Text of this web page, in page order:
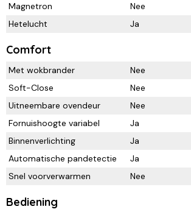
Magnetron
Nee
Hetelucht
Ja
Comfort
Met wokbrander
Nee
Soft-Close
Nee
Uitneembare ovendeur
Nee
Fornuishoogte variabel
Ja
Binnenverlichting
Ja
Automatische pandetectie
Ja
Snel voorverwarmen
Nee
Bediening